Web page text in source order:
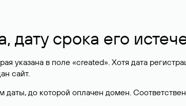
дату срока его
указана в поле «created». Хотя дата
сайт.
до которой оплачен домен.